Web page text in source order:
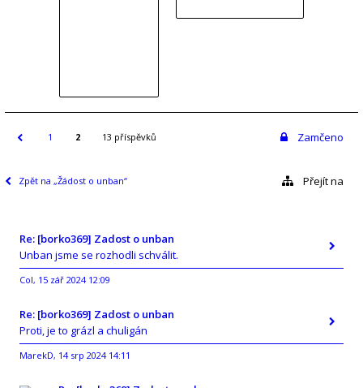
1 2 13 příspěvků Zamčeno
Zpět na „Žádost o unban“ Přejít na
Re: [borko369] Zadost o unban
Unban jsme se rozhodli schválit.
Col, 15 zář 2024 12:09
Re: [borko369] Zadost o unban
Proti, je to grázl a chuligán
MarekD, 14 srp 2024 14:11